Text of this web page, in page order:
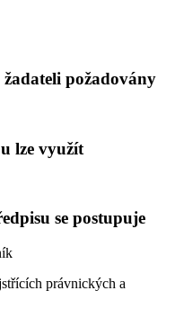
požadovány
lze využít
se postupuje
právnických a